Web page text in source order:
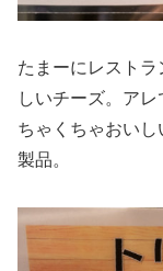
たまーにレスト
しいチーズ。ア
ちゃくちゃおい
製品。